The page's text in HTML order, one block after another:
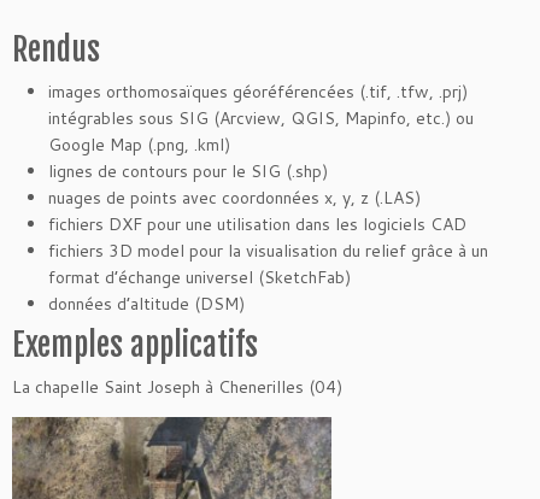
Rendus
images orthomosaïques géoréférencées (.tif, .tfw, .prj)
intégrables sous SIG (Arcview, QGIS, Mapinfo, etc.) ou
Google Map (.png, .kml)
lignes de contours pour le SIG (.shp)
nuages de points avec coordonnées x, y, z (.LAS)
fichiers DXF pour une utilisation dans les logiciels CAD
fichiers 3D model pour la visualisation du relief grâce à un
format d’échange universel (SketchFab)
données d’altitude (DSM)
Exemples applicatifs
La chapelle Saint Joseph à Chenerilles (04)